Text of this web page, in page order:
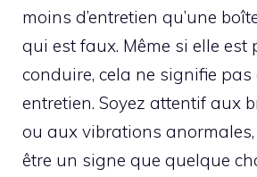
moins d’entretien qu’une
qui est faux. Même si elle est
conduire, cela ne signifie pas
entretien. Soyez attentif aux
ou aux vibrations
être un signe que quelque